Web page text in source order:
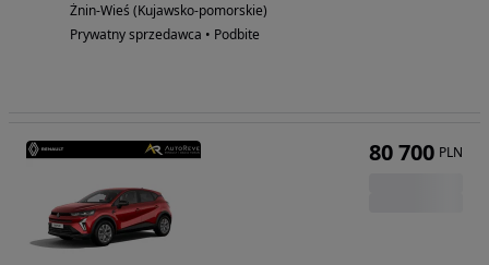
Żnin-Wieś (Kujawsko-pomorskie)
Prywatny sprzedawca • Podbite
80 700 PLN